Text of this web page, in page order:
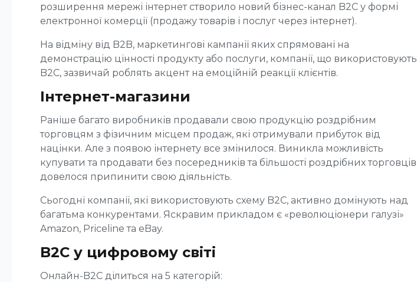
розширення мережі інтернет створило новий бізнес-канал B2C у формі
електронної комерції (продажу товарів і послуг через інтернет).
На відміну від B2B, маркетингові кампанії яких спрямовані на
демонстрацію цінності продукту або послуги, компанії, що використовують
B2C, зазвичай роблять акцент на емоційній реакції клієнтів.
Інтернет-магазини
Раніше багато виробників продавали свою продукцію роздрібним
торговцям з фізичним місцем продаж, які отримували прибуток від
націнки. Але з появою інтернету все змінилося. Виникла можливість
купувати та продавати без посередників та більшості роздрібних торговців
довелося припинити свою діяльність.
Сьогодні компанії, які використовують схему B2C, активно домінують над
багатьма конкурентами. Яскравим прикладом є «революціонери галузі»
Amazon, Priceline та eBay.
B2C у цифровому світі
Онлайн-B2C ділиться на 5 категорій: